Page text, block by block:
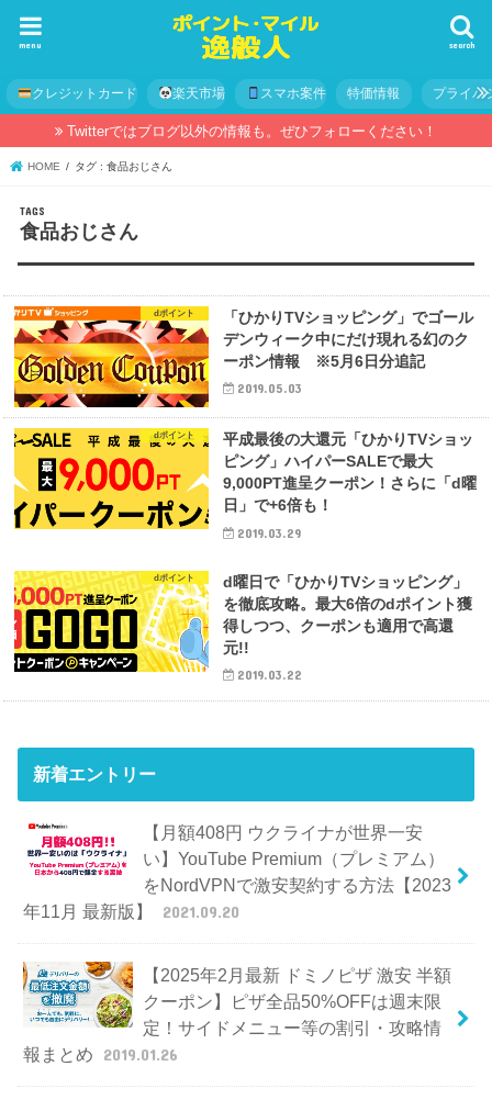
search
menu
クレジットカード 楽天市場 スマホ案件 特価情報 プライバ
Twitterではブログ以外の情報も。ぜひフォローください！
HOME タグ : 食品おじさん
食品おじさん
dポイント
「ひかりTVショッピング」でゴール
デンウィーク中にだけ現れる幻のク
ーポン情報 ※5月6日分追記
2019.05.03
dポイント
平成最後の大還元「ひかりTVショッ
ピング」ハイパーSALEで最大
9,000PT進呈クーポン！さらに「d曜
日」で+6倍も！
2019.03.29
dポイント
d曜日で「ひかりTVショッピング」
を徹底攻略。最大6倍のdポイント獲
得しつつ、クーポンも適用で高還
元!!
2019.03.22
新着エントリー
【月額408円 ウクライナが世界一安
い】YouTube Premium（プレミアム）
をNordVPNで激安契約する方法【2023
年11月 最新版】
2021.09.20
【2025年2月最新 ドミノピザ 激安 半額
クーポン】ピザ全品50%OFFは週末限
定！サイドメニュー等の割引・攻略情
報まとめ
2019.01.26